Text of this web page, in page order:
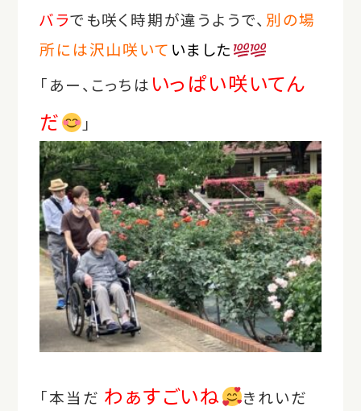
バラでも咲く時期が違うようで、 別の場
所には沢山咲いて いました
「あー、こっちは いっぱい咲いてん
だ
」
「本当だ わぁすごいね
きれいだ